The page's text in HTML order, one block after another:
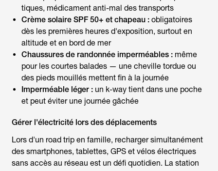
tiques, médicament anti-mal des transports
Crème solaire SPF 50+ et chapeau : obligatoires
dès les premières heures d'exposition, surtout en
altitude et en bord de mer
Chaussures de randonnée imperméables : même
pour les courtes balades — une cheville tordue ou
des pieds mouillés mettent fin à la journée
Imperméable léger : un k-way tient dans une poche
et peut éviter une journée gâchée
Gérer l'électricité lors des déplacements
Lors d'un road trip en famille, recharger simultanément
des smartphones, tablettes, GPS et vélos électriques
sans accès au réseau est un défi quotidien. La station